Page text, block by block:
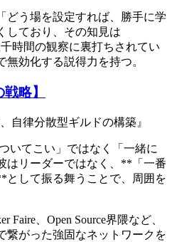
どう場を設定すれば、勝手に学
しており、その知見は
時間の観察に裏打ちされてい
効化する説得力を持つ。
略】
自律分散型ギルドの構築』
いてこい」ではなく「一緒に
はリーダーではなく、**「一番
として振る舞うことで、周囲を
Faire、Open Source界隈など、
繋がった強固なネットワークを